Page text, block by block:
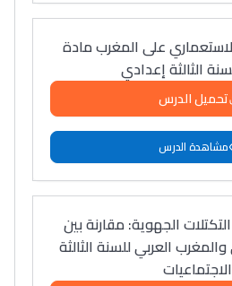
على المغرب مادة
الثالثة إعدادي
تحميل الدرس
مشاهدة الدرس
الجهوية: مقارنة بين
والمغرب العربي للسنة الثالثة